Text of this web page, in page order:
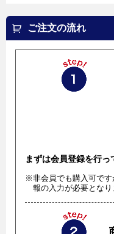
ご注文の流れ
まずは会員登録を行っ
※非会員でも購入可で
報の入力が必要となり